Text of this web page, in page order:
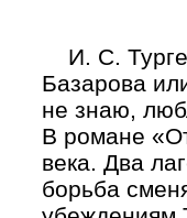
И. С.
Базарова
не знаю,
В романе
века. Два
борьба